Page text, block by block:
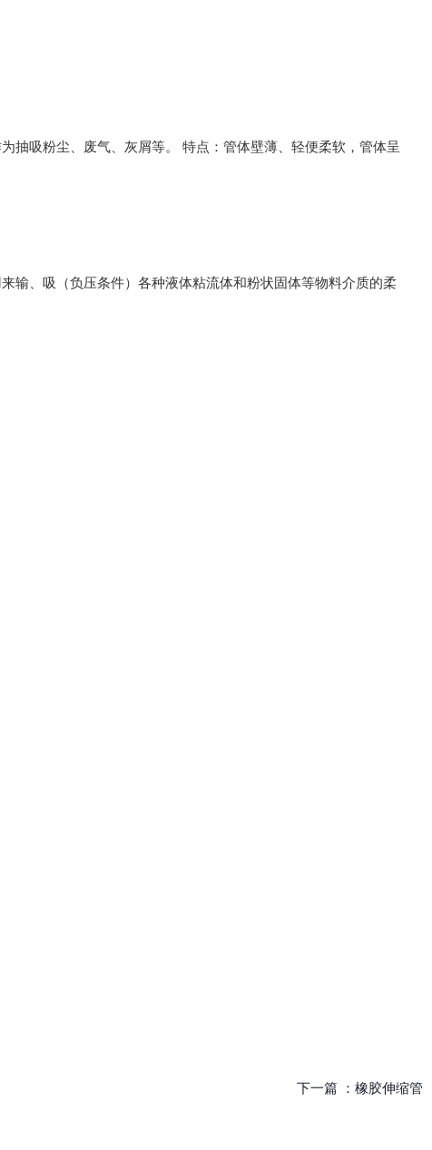
抽吸粉尘、废气、灰屑等。 特点：管体壁薄、轻便柔软，管体呈
输、吸（负压条件）各种液体粘流体和粉状固体等物料介质的柔
下一篇 ： 橡胶伸缩管